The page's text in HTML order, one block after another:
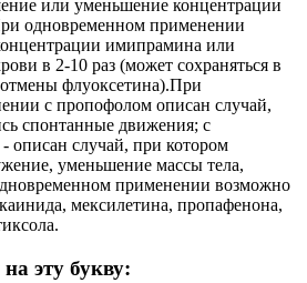
или уменьшение концентрации
одновременном применении
имипрамина или
в 2-10 раз (может сохраняться в
флуоксетина).При
с пропофолом описан случай,
спонтанные движения; с
описан случай, при котором
уменьшение массы тела,
применении возможно
мексилетина, пропафенона,
эту букву: